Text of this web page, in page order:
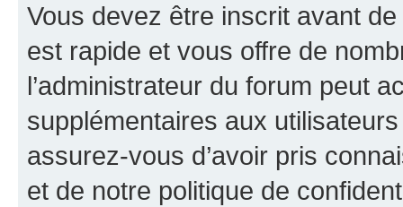
Vous devez être inscrit avant
est rapide et vous offre de
l’administrateur du forum peut
supplémentaires aux
assurez-vous d’avoir pris
et de notre politique de